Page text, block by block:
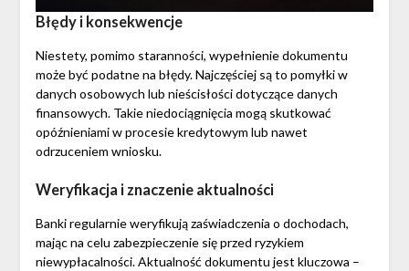
Błędy i konsekwencje
Niestety, pomimo staranności, wypełnienie dokumentu
może być podatne na błędy. Najczęściej są to pomyłki w
danych osobowych lub nieścisłości dotyczące danych
finansowych. Takie niedociągnięcia mogą skutkować
opóźnieniami w procesie kredytowym lub nawet
odrzuceniem wniosku.
Weryfikacja i znaczenie aktualności
Banki regularnie weryfikują zaświadczenia o dochodach,
mając na celu zabezpieczenie się przed ryzykiem
niewypłacalności. Aktualność dokumentu jest kluczowa –